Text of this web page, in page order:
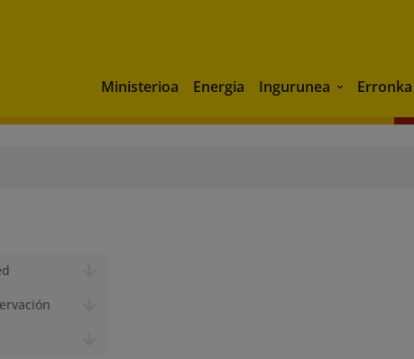
Ministerioa Energia Ingurunea Ingurunea